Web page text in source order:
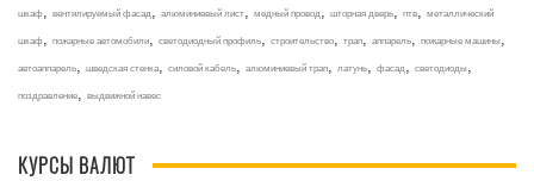
шкаф вентилируемый фасад алюминиевый лист медный провод шторная дверь птв металлический
шкаф пожарные автомобили светодиодный профиль строительство трап аппарель пожарные машины
автоаппарель шведская стенка силовой кабель алюминиевый трап латунь фасад светодиоды
поздравление выдвижной навес
КУРСЫ ВАЛЮТ